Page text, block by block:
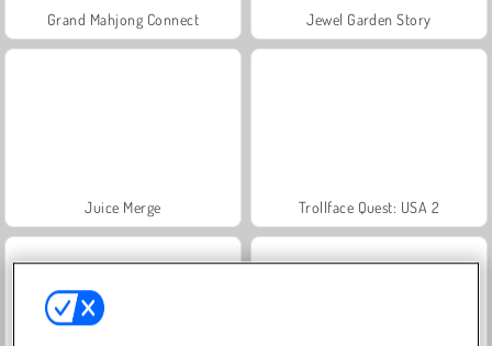
Grand Mahjong Connect Jewel Garden Story
Juice Merge Trollface Quest: USA 2